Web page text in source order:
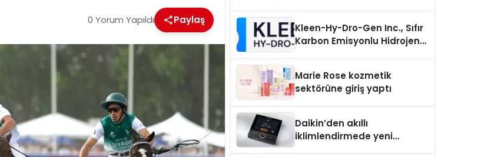
0 Yorum Yapıldı Paylaş
Kleen-Hy-Dro-Gen Inc., Sıfır
Karbon Emisyonlu Hidrojen
Aldı
Marie Rose kozmetik
sektörüne giriş yaptı
Daikin’den akıllı
iklimlendirmede yeni